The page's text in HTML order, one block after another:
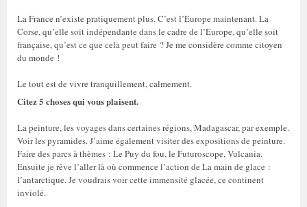
La France n’existe pratiquement plus. C’est l’Europe maintenant. La
Corse, qu’elle soit indépendante dans le cadre de l’Europe, qu’elle soit
française, qu’est ce que cela peut faire ? Je me considère comme citoyen
du monde !
Le tout est de vivre tranquillement, calmement.
Citez 5 choses qui vous plaisent.
La peinture, les voyages dans certaines régions, Madagascar, par exemple.
Voir les pyramides. J’aime également visiter des expositions de peinture.
Faire des parcs à thèmes : Le Puy du fou, le Futuroscope, Vulcania.
Ensuite je rêve l’aller là où commence l’action de La main de glace :
l’antarctique. Je voudrais voir cette immensité glacée, ce continent
inviolé.